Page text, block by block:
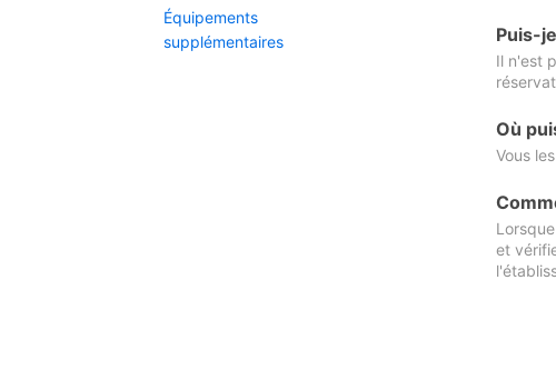
Équipements
supplémentaires
Puis-
Il n'est
Où
Vous
et